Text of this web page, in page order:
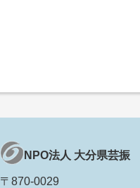
NPO法人 大分県芸振
〒870-0029